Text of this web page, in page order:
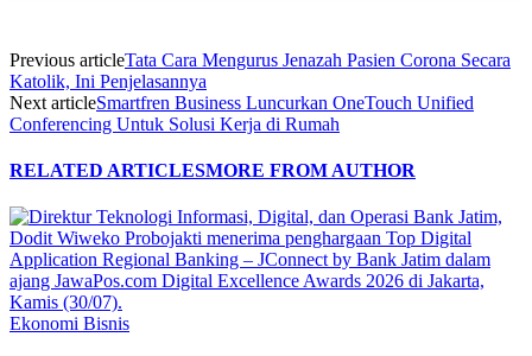
Previous articleTata Cara Mengurus Jenazah Pasien Corona Secara
Katolik, Ini Penjelasannya
Next articleSmartfren Business Luncurkan OneTouch Unified
Conferencing Untuk Solusi Kerja di Rumah
RELATED ARTICLESMORE FROM AUTHOR
Ekonomi Bisnis